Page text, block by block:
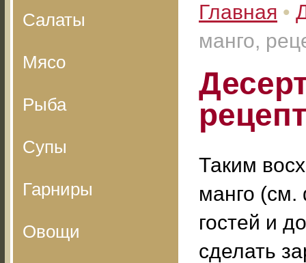
Салаты
Мясо
Рыба
Супы
Гарниры
Овощи
Главная •
манго,
Таким
манго (см.
гостей и
сделать